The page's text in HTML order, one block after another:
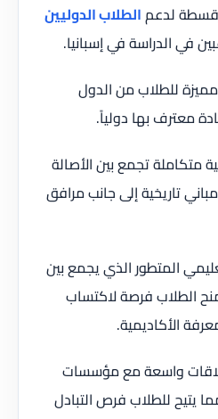
لدعمالطلاب الدوليين
في الدراسة في إسبانيا.
للطلاب من الدول
معترف بها دولياً.
متكاملة تجمع بين الأصالة
تاريخية إلى جانب مرافق
المتطور الذي يجمع بين
الطلاب فرصة لاكتساب
الأكاديمية.
واسعة مع مؤسسات
يتيح للطلاب فرص التبادل